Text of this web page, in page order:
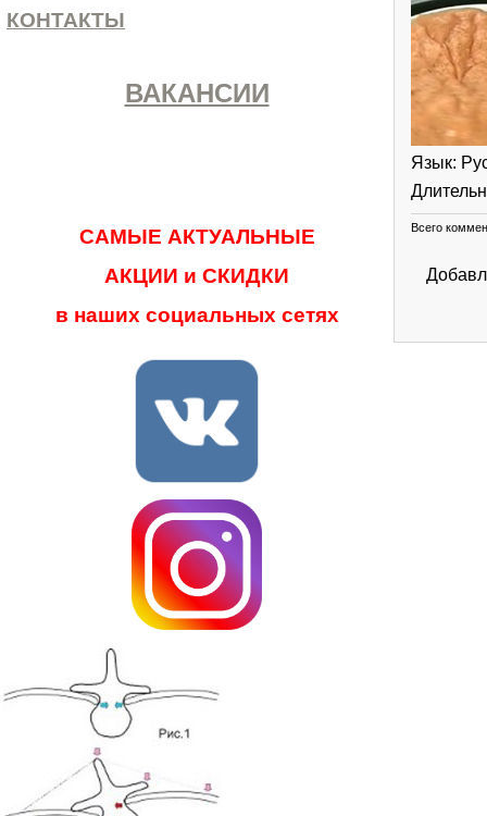
КОНТАКТЫ
ВАКАНСИИ
САМЫЕ АКТУАЛЬНЫЕ
АКЦИИ и СКИДКИ
в наших социальных сетях
Язык:
Всего